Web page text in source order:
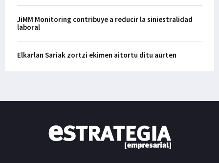
JiMM Monitoring contribuye a reducir la siniestralidad
laboral
Elkarlan Sariak zortzi ekimen aitortu ditu aurten